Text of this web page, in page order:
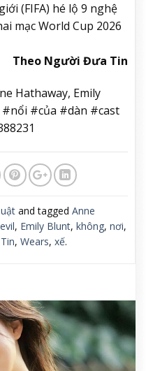
(FIFA) hé lộ 9 nghệ
mạc World Cup 2026
Theo Người Đưa Tin
Hathaway, Emily
#của #dàn #cast
and tagged Anne
, Emily Blunt, không, nơi,
Tin, Wears, xế.